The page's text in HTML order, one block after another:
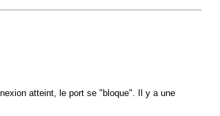
atteint, le port se "bloque". Il y a une